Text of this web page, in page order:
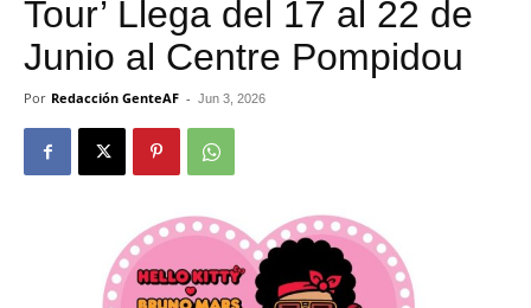
Tour’ Llega del 17 al 22 de
Junio al Centre Pompidou
Por Redacción GenteAF - Jun 3, 2026